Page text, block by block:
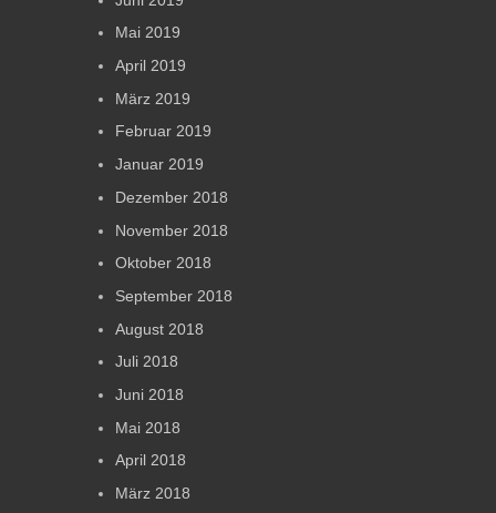
Mai 2019
April 2019
März 2019
Februar 2019
Januar 2019
Dezember 2018
November 2018
Oktober 2018
September 2018
August 2018
Juli 2018
Juni 2018
Mai 2018
April 2018
März 2018